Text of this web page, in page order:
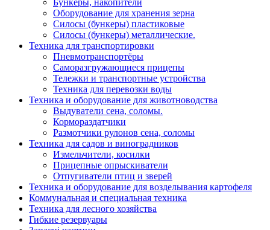
Бункеры, накопители
Оборудование для хранения зерна
Силосы (бункеры) пластиковые
Силосы (бункеры) металлические.
Техника для транспортировки
Пневмотранспортёры
Саморазгружающиеся прицепы
Тележки и транспортные устройства
Техника для перевозки воды
Техника и оборудование для животноводства
Выдуватели сена, соломы.
Кормораздатчики
Размотчики рулонов сена, соломы
Техника для садов и виноградников
Измельчители, косилки
Прицепные опрыскиватели
Отпугиватели птиц и зверей
Техника и оборудование для возделывания картофеля
Коммунальная и специальная техника
Техника для лесного хозяйства
Гибкие резервуары